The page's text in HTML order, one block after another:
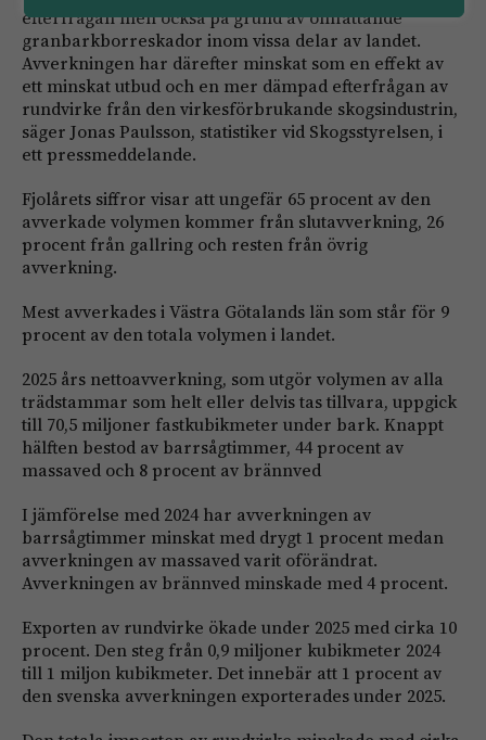
efterfrågan men också på grund av omfattande
granbarkborreskador inom vissa delar av landet.
Avverkningen har därefter minskat som en effekt av
ett minskat utbud och en mer dämpad efterfrågan av
rundvirke från den virkesförbrukande skogsindustrin,
säger Jonas Paulsson, statistiker vid Skogsstyrelsen, i
ett pressmeddelande.
Fjolårets siffror visar att ungefär 65 procent av den
avverkade volymen kommer från slutavverkning, 26
procent från gallring och resten från övrig
avverkning.
Mest avverkades i Västra Götalands län som står för 9
procent av den totala volymen i landet.
2025 års nettoavverkning, som utgör volymen av alla
trädstammar som helt eller delvis tas tillvara, uppgick
till 70,5 miljoner fastkubikmeter under bark. Knappt
hälften bestod av barrsågtimmer, 44 procent av
massaved och 8 procent av brännved
I jämförelse med 2024 har avverkningen av
barrsågtimmer minskat med drygt 1 procent medan
avverkningen av massaved varit oförändrat.
Avverkningen av brännved minskade med 4 procent.
Exporten av rundvirke ökade under 2025 med cirka 10
procent. Den steg från 0,9 miljoner kubikmeter 2024
till 1 miljon kubikmeter. Det innebär att 1 procent av
den svenska avverkningen exporterades under 2025.